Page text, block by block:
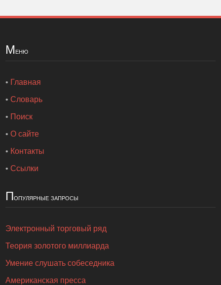
Меню
• Главная
•Словарь
• Поиск
•О сайте
• Контакты
•Ссылки
Популярные запросы
Электронный торговый ряд
Теория золотого миллиарда
Умение слушать собеседника
Американская пресса